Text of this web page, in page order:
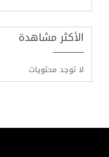
الأكثر مشاهدة
لا توجد محتويات